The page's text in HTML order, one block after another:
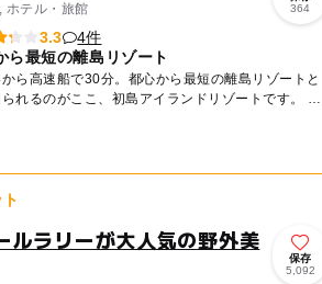
ホテル・旅館
364
3.3
4件
ら最短の離島リゾート
ら高速船で30分。都心から最短の離島リゾートと
れるのがここ、初島アイランドリゾートです。 南
ルラリーが大人気の野外美
保存
5,092